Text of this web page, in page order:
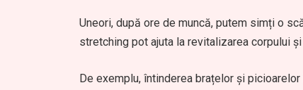
Uneori, după ore de muncă, putem simți o
stretching pot ajuta la revitalizarea corpului
De exemplu, întinderea brațelor și